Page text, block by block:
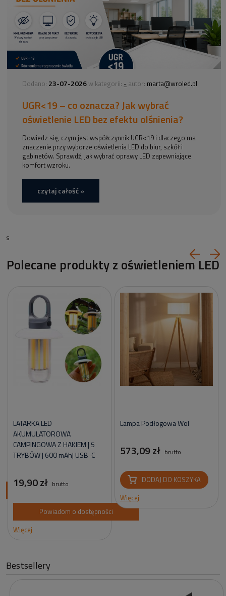
Dodano: 23-07-2026 w kategorii: - autor: marta@wroled.pl
UGR<19 – co oznacza? Jak wybrać
oświetlenie LED bez efektu olśnienia?
Dowiedz się, czym jest współczynnik UGR<19 i dlaczego ma
znaczenie przy wyborze oświetlenia LED do biur, szkół i
gabinetów. Sprawdź, jak wybrać oprawy LED zapewniające
komfort wzroku.
czytaj całość »
s
Polecane produkty z oświetleniem LED
LATARKA LED
AKUMULATOROWA
CAMPINGOWA Z HAKIEM | 5
TRYBÓW | 600 mAh| USB-C
19,90 zł brutto
Powiadom o dostępności
Więcej
Lampa Podłogowa Wol
573,09 zł brutto
DODAJ DO KOSZYKA
Więcej
Bestsellery